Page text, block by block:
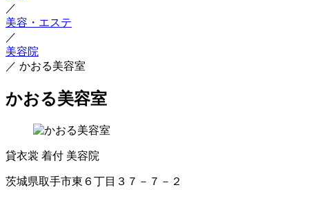
／
美容・エステ
／
美容院
／ かおる美容室
かおる美容室
貸衣裳 着付 美容院
茨城県取手市東６丁目３７－７－２